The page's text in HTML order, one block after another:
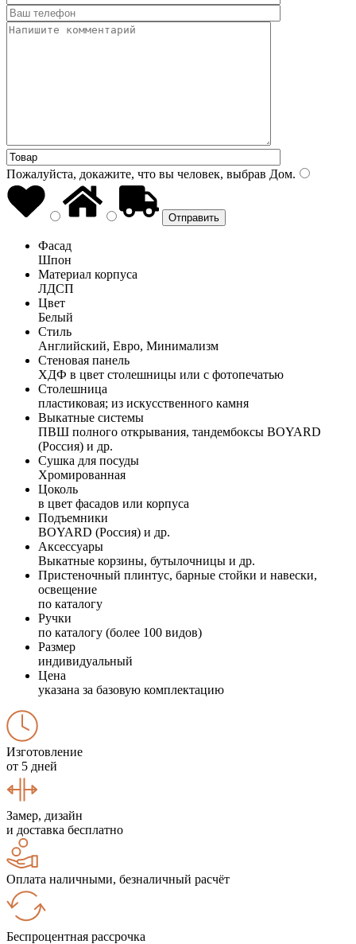
Пожалуйста, докажите, что вы человек, выбрав Дом.
Фасад
Шпон
Материал корпуса
ЛДСП
Цвет
Белый
Стиль
Английский, Евро, Минимализм
Стеновая панель
ХДФ в цвет столешницы или с фотопечатью
Столешница
пластиковая; из искусственного камня
Выкатные системы
ПВШ полного открывания, тандембоксы BOYARD
(Россия) и др.
Сушка для посуды
Хромированная
Цоколь
в цвет фасадов или корпуса
Подъемники
BOYARD (Россия) и др.
Аксессуары
Выкатные корзины, бутылочницы и др.
Пристеночный плинтус, барные стойки и навески,
освещение
по каталогу
Ручки
по каталогу (более 100 видов)
Размер
индивидуальный
Цена
указана за базовую комплектацию
Изготовление
от 5 дней
Замер, дизайн
и доставка бесплатно
Оплата наличными, безналичный расчёт
Беспроцентная рассрочка